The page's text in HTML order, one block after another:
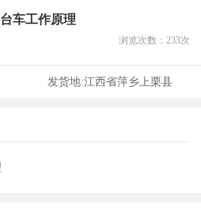
车工作原理
浏览次数： 233次
发货地:江西省萍乡上栗县